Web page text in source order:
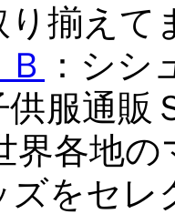
り揃えて
：シ
供服通販
界各地
ズをセレ